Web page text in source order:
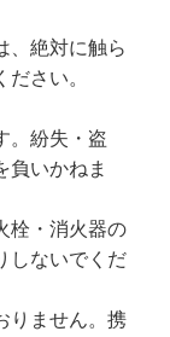
、絶対に触ら
さい。
。紛失・盗
負いかねま
栓・消火器の
しないでくだ
りません。携